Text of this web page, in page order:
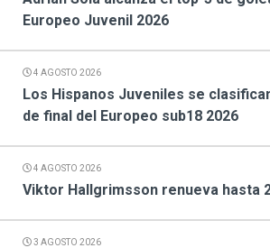
Europeo Juvenil 2026
4 AGOSTO 2026
Los Hispanos Juveniles se
de final del Europeo sub18 2026
4 AGOSTO 2026
Viktor Hallgrimsson renueva hasta
3 AGOSTO 2026